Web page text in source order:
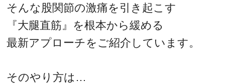
そんな股関節の激痛を引き起こす
『大腿直筋』を根本から緩める
最新アプローチをご紹介しています。
そのやり方は…